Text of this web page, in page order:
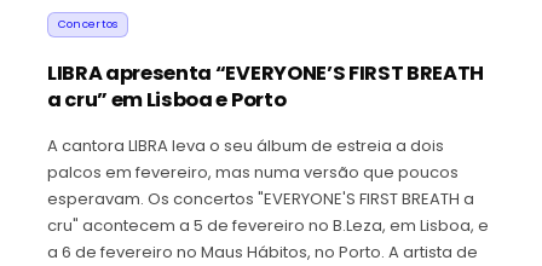
Concertos
LIBRA apresenta “EVERYONE’S FIRST BREATH
a cru” em Lisboa e Porto
A cantora LIBRA leva o seu álbum de estreia a dois
palcos em fevereiro, mas numa versão que poucos
esperavam. Os concertos "EVERYONE'S FIRST BREATH a
cru" acontecem a 5 de fevereiro no B.Leza, em Lisboa, e
a 6 de fevereiro no Maus Hábitos, no Porto. A artista de